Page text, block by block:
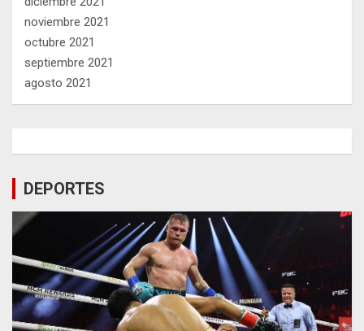
noviembre 2021
octubre 2021
septiembre 2021
agosto 2021
DEPORTES